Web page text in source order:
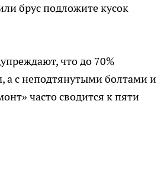
брус подложите кусок
что до 70%
а с неподтянутыми болтами и
часто сводится к пяти